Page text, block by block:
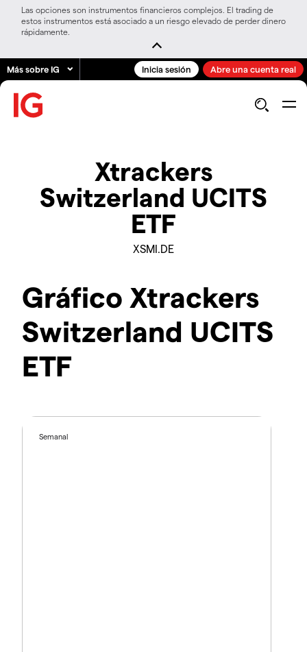
Las opciones son instrumentos financieros complejos. El trading de
estos instrumentos está asociado a un riesgo elevado de perder dinero
rápidamente.
Más sobre IG Inicia sesión Abre una cuenta real
Xtrackers
Switzerland UCITS
ETF
XSMI.DE
Gráfico Xtrackers
Switzerland UCITS
ETF
Semanal